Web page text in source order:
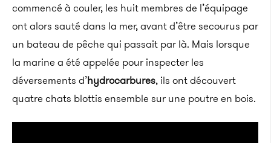
commencé à couler, les huit membres de l’équipage
ont alors sauté dans la mer, avant d’être secourus par
un bateau de pêche qui passait par là. Mais lorsque
la marine a été appelée pour inspecter les
déversements d’hydrocarbures, ils ont découvert
quatre chats blottis ensemble sur une poutre en bois.